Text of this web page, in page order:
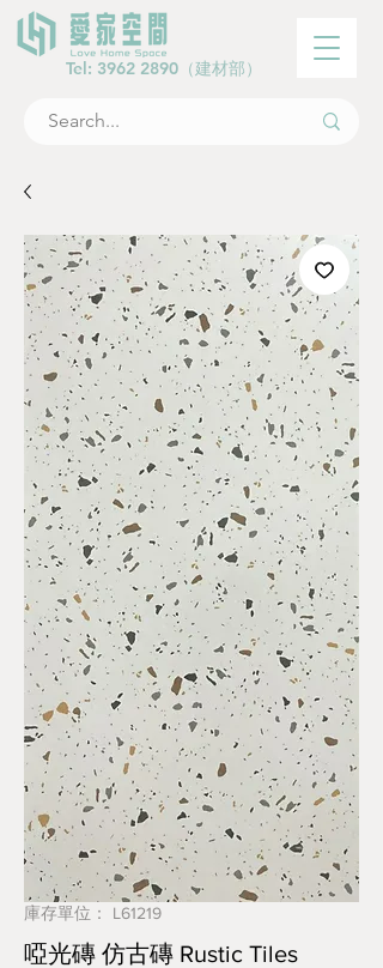
Tel: 3962 2890 （建材部）
庫存單位： L61219
啞光磚 仿古磚 Rustic Tiles